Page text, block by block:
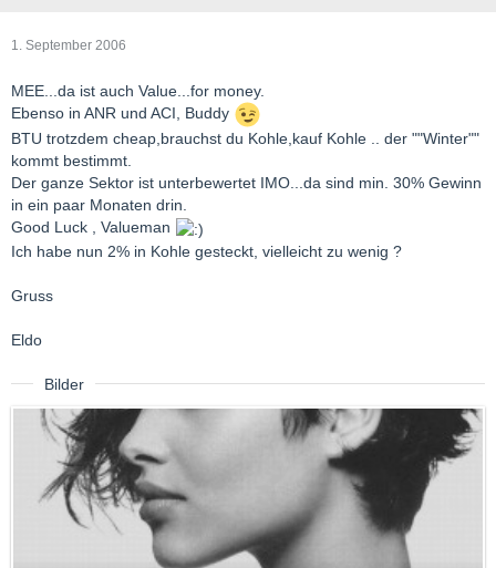
1. September 2006
MEE...da ist auch Value...for money.
Ebenso in ANR und ACI, Buddy
BTU trotzdem cheap,brauchst du Kohle,kauf Kohle .. der ""Winter""
kommt bestimmt.
Der ganze Sektor ist unterbewertet IMO...da sind min. 30% Gewinn
in ein paar Monaten drin.
Good Luck , Valueman
Ich habe nun 2% in Kohle gesteckt, vielleicht zu wenig ?
Gruss
Eldo
Bilder